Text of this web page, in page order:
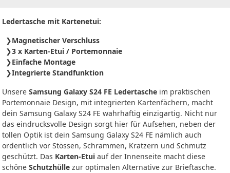
Ledertasche mit Kartenetui:
Magnetischer Verschluss
3 x Karten-Etui / Portemonnaie
Einfache Montage
Integrierte Standfunktion
Unsere Samsung Galaxy S24 FE Ledertasche im praktischen
Portemonnaie Design, mit integrierten Kartenfächern, macht
dein Samsung Galaxy S24 FE wahrhaftig einzigartig. Nicht nur
das eindrucksvolle Design sorgt hier für Aufsehen, neben der
tollen Optik ist dein Samsung Galaxy S24 FE nämlich auch
ordentlich vor Stössen, Schrammen, Kratzern und Schmutz
geschützt. Das Karten-Etui auf der Innenseite macht diese
schöne Schutzhülle zur optimalen Alternative zur Brieftasche.